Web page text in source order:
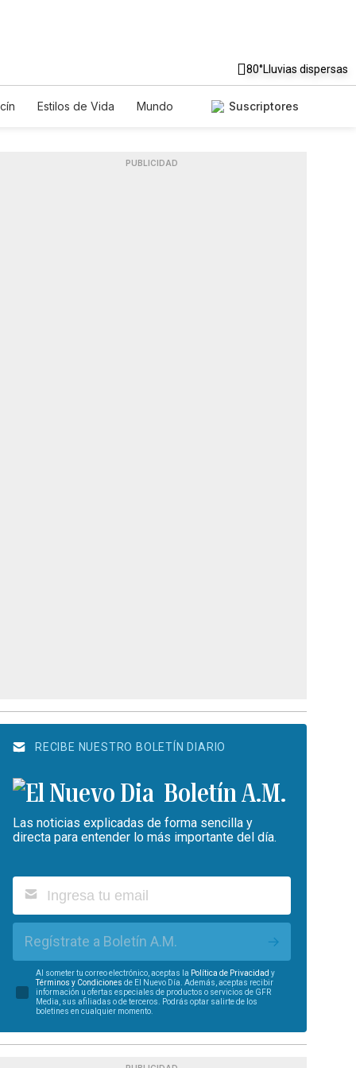
80°Lluvias dispersas
Estilos de Vida
Mundo
Suscriptores
PUBLICIDAD
RECIBE NUESTRO BOLETÍN DIARIO
Boletín A.M.
Las noticias explicadas de forma sencilla y
directa para entender lo más importante del día.
Regístrate a Boletín A.M.
Al someter tu correo electrónico, aceptas la Política de Privacidad y
Términos y Condiciones de El Nuevo Día. Además, aceptas recibir
información u ofertas especiales de productos o servicios de GFR
Media, sus afiliadas o de terceros. Podrás optar salirte de los
boletines en cualquier momento.